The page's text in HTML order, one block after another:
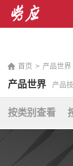
首页 > 产品世界
产品世界 产品
按类别查看